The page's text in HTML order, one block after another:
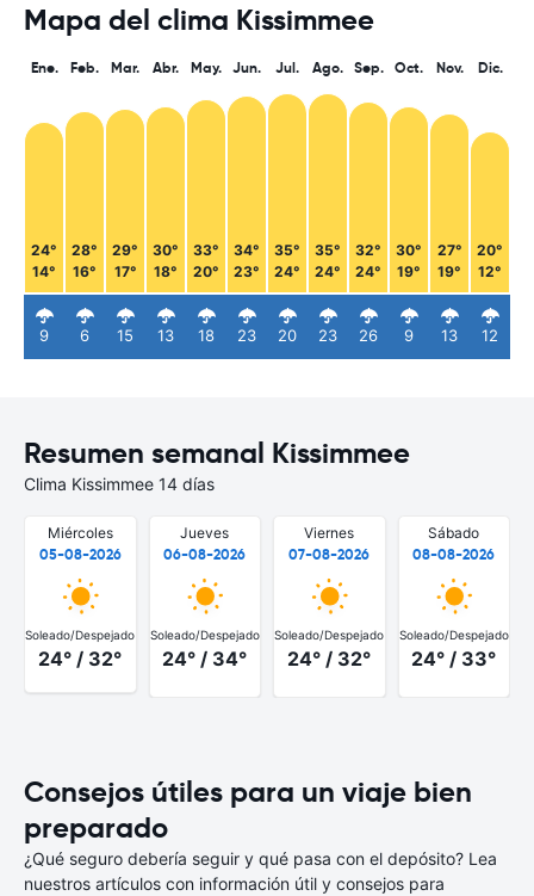
Mapa del clima Kissimmee
Ene.
24°
14°
9
Feb.
28°
16°
6
Mar.
29°
17°
15
Abr.
30°
18°
13
May.
33°
20°
18
Jun.
34°
23°
23
Jul.
35°
24°
20
Ago.
35°
24°
23
Sep.
32°
24°
26
Oct.
30°
19°
9
Nov.
27°
19°
13
Dic.
20°
12°
12
Resumen semanal Kissimmee
Clima Kissimmee 14 días
Miércoles
05-08-2026
Soleado/Despejado
24° / 32°
Jueves
06-08-2026
Soleado/Despejado
24° / 34°
Viernes
07-08-2026
Soleado/Despejado
24° / 32°
Sábado
08-08-2026
Soleado/Despejado
24° / 33°
Consejos útiles para un viaje bien
preparado
¿Qué seguro debería seguir y qué pasa con el depósito? Lea
nuestros artículos con información útil y consejos para